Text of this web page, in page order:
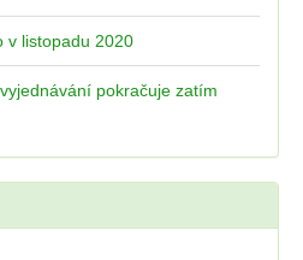
v listopadu 2020
pokračuje zatím